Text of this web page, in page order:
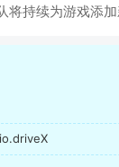
将持续为游戏添